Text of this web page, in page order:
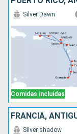
Comidas incluidas
Silver Dawn
Silver shadow